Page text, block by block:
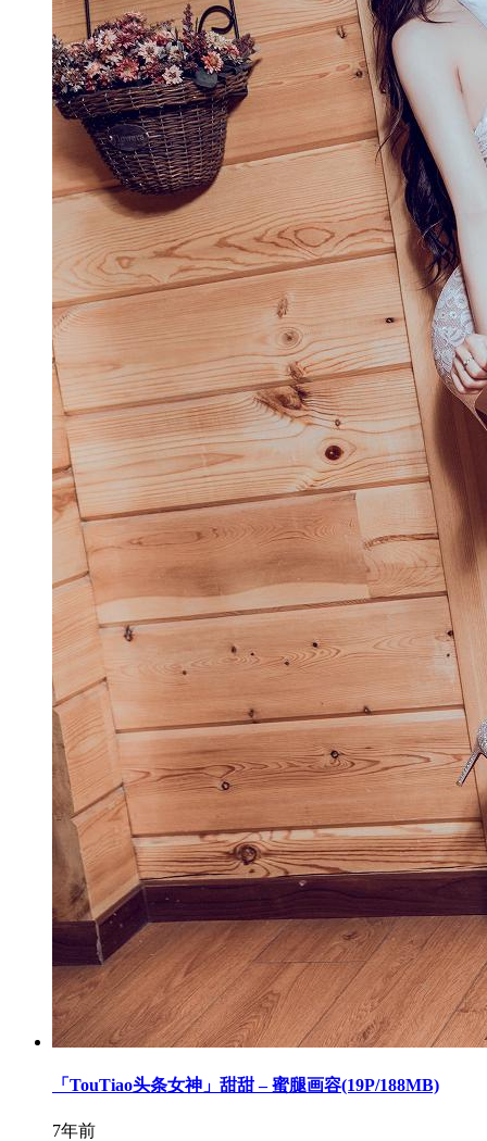
「TouTiao头条女神」甜甜 – 蜜腿画容(19P/188MB)
7年前